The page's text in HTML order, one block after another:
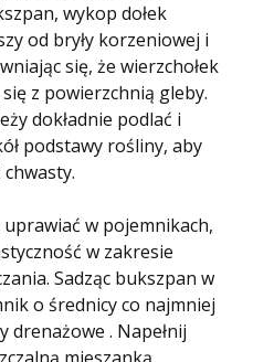
wykop dołek
od bryły korzeniowej i
się, że wierzchołek
z powierzchnią gleby.
dokładnie podlać i
podstawy rośliny, aby
w pojemnikach,
w zakresie
Sadząc bukszpan w
o średnicy co najmniej
drenażowe . Napełnij